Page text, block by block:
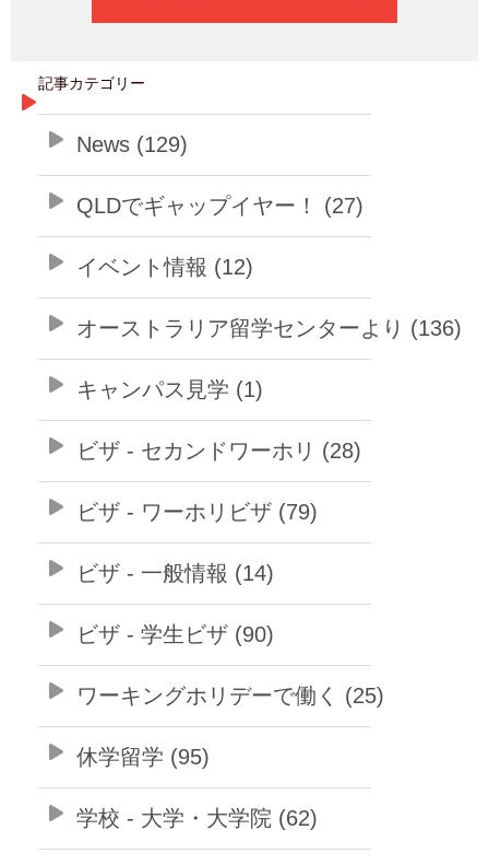
記事カテゴリー
News (129)
QLDでギャップイヤー！ (27)
イベント情報 (12)
オーストラリア留学センターより (136)
キャンパス見学 (1)
ビザ - セカンドワーホリ (28)
ビザ - ワーホリビザ (79)
ビザ - 一般情報 (14)
ビザ - 学生ビザ (90)
ワーキングホリデーで働く (25)
休学留学 (95)
学校 - 大学・大学院 (62)